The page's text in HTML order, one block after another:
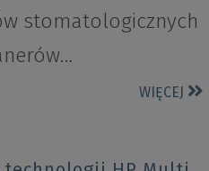
stomatologicznych
WIĘCEJ